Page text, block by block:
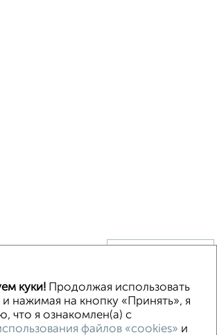
Каркасный
Готовый дом Под ключ Загородный
куки!Продолжая использовать
нажимая на кнопку «Принять», я
что я ознакомлен(а) с
файлов «cookies» и